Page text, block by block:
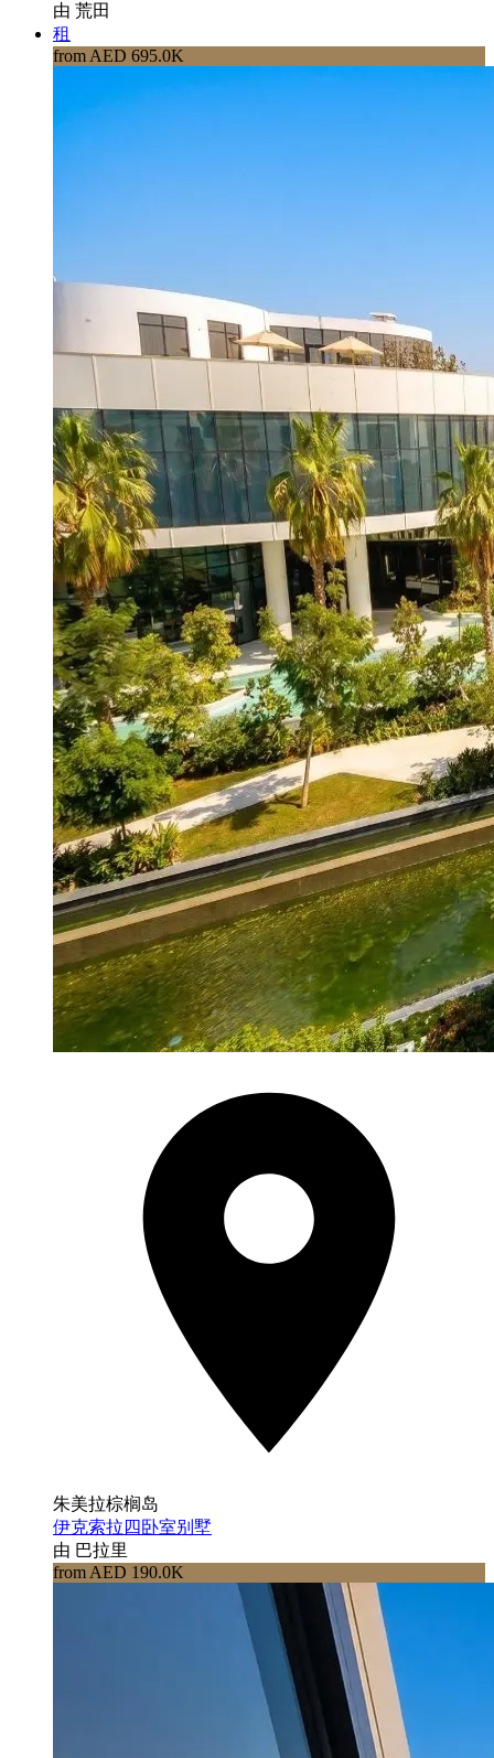
由 荒田
租
from AED 695.0K
朱美拉棕榈岛
伊克索拉四卧室别墅
由 巴拉里
from AED 190.0K